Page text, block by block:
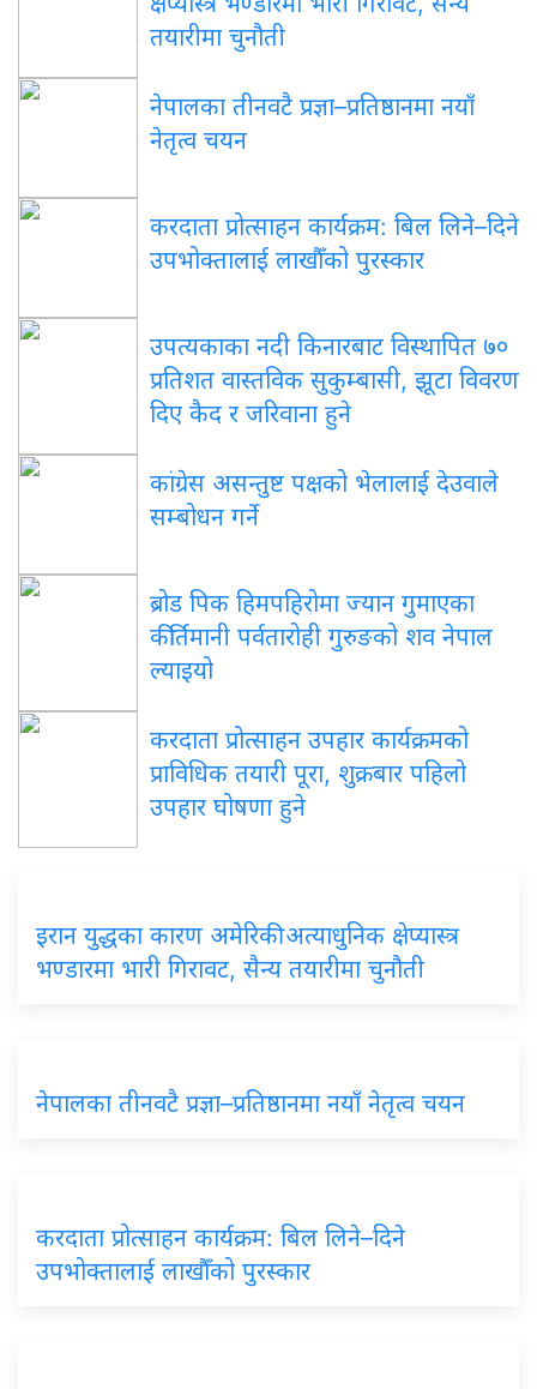
तयारीमा चुनौती
नेपालका तीनवटै प्रज्ञा–प्रतिष्ठानमा नयाँ
नेतृत्व चयन
करदाता प्रोत्साहन कार्यक्रम: बिल लिने–दिने
उपभोक्तालाई लाखौँको पुरस्कार
उपत्यकाका नदी किनारबाट विस्थापित ७०
प्रतिशत वास्तविक सुकुम्बासी, झूटा विवरण
दिए कैद र जरिवाना हुने
कांग्रेस असन्तुष्ट पक्षको भेलालाई देउवाले
सम्बोधन गर्ने
ब्रोड पिक हिमपहिरोमा ज्यान गुमाएका
कीर्तिमानी पर्वतारोही गुरुङको शव नेपाल
ल्याइयो
करदाता प्रोत्साहन उपहार कार्यक्रमको
प्राविधिक तयारी पूरा, शुक्रबार पहिलो
उपहार घोषणा हुने
इरान युद्धका कारण अमेरिकी अत्याधुनिक क्षेप्यास्त्र
भण्डारमा भारी गिरावट, सैन्य तयारीमा चुनौती
नेपालका तीनवटै प्रज्ञा–प्रतिष्ठानमा नयाँ नेतृत्व चयन
करदाता प्रोत्साहन कार्यक्रम: बिल लिने–दिने
उपभोक्तालाई लाखौँको पुरस्कार